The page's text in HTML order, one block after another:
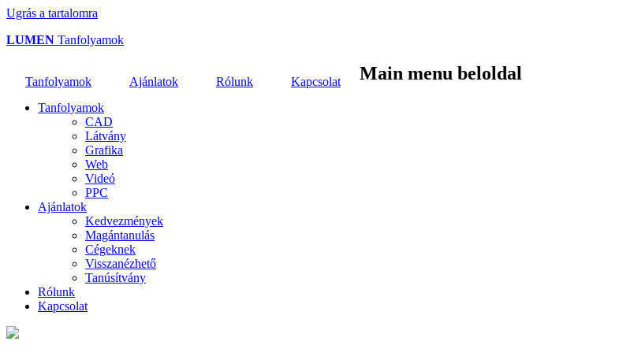
Ugrás a tartalomra
LUMEN Tanfolyamok
Tanfolyamok Ajánlatok Rólunk Kapcsolat Main menu beloldal
Tanfolyamok
CAD
Látvány
Grafika
Web
Videó
PPC
Ajánlatok
Kedvezmények
Magántanulás
Cégeknek
Visszanézhető
Tanúsítvány
Rólunk
Kapcsolat